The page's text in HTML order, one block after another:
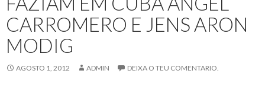
CARROMERO E JENS ARON
MODIG
AGOSTO 1, 2012 ADMIN DEIXA O TEU COMENTARIO.